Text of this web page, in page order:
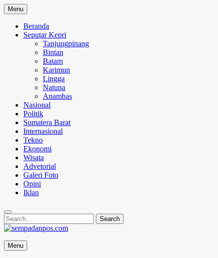
Skip
to
content
Menu
Beranda
Seputar Kepri
Tanjungpinang
Bintan
Batam
Karimun
Lingga
Natuna
Anambas
Nasional
Politik
Sumatera Barat
Internasional
Tekno
Ekonomi
Wisata
Advetorial
Galeri Foto
Opini
Iklan
Search
for:
Search
sempadanpos.com
Menyampaikan Berita Dengan Analisa
Menu